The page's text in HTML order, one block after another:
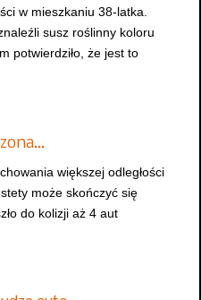
w mieszkaniu 38-latka.
susz roślinny koloru
potwierdziło, że jest to
większej odległości
może skończyć się
do kolizji aż 4 aut